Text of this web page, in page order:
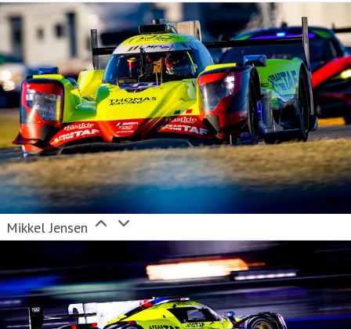
Mikkel Jensen